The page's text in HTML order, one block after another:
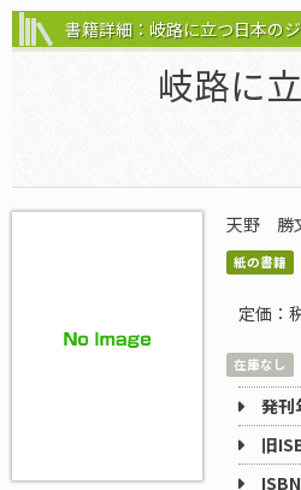
書籍詳細：岐路に立つ日本の
岐路に
天野 勝
紙の書籍
定価：
在庫なし
発刊
旧
ISBN